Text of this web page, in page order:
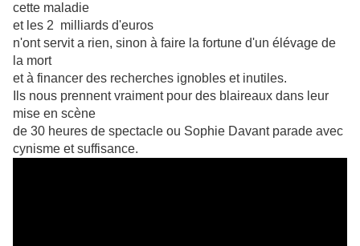
cette maladie
et les 2 milliards d'euros
n'ont servit a rien, sinon à faire la fortune d'un élévage de
la mort
et à financer des recherches ignobles et inutiles.
Ils nous prennent vraiment pour des blaireaux dans leur
mise en scène
de 30 heures de spectacle ou Sophie Davant parade avec
cynisme et suffisance.